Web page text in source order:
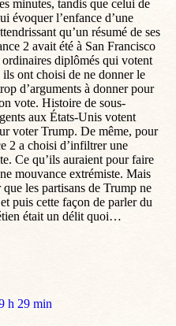
minutes, tandis que celui de
évoquer l’enfance d’une
qu’un résumé de ses
2 avait été à San Francisco
diplômés qui votent
ont choisi de ne donner le
d’arguments à donner pour
vote. Histoire de sous-
aux États-Unis votent
voter Trump. De même, pour
2 a choisi d’infiltrer une
Ce qu’ils auraient pour faire
mouvance extrémiste. Mais
les partisans de Trump ne
puis cette façon de parler du
était un délit quoi…
h 29 min